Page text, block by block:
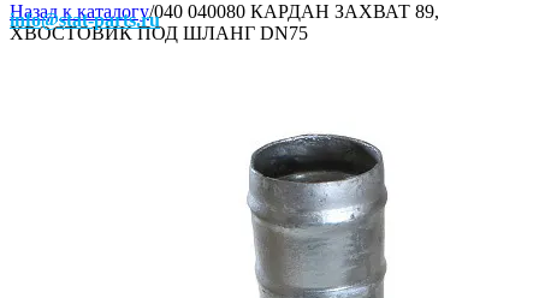
info@stat-parts.ru
Назад к каталогу/040 040080 КАРДАН ЗАХВАТ 89,
ХВОСТОВИК ПОД ШЛАНГ DN75